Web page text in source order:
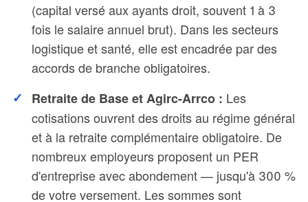
(capital versé aux ayants droit, souvent 1 à 3
fois le salaire annuel brut). Dans les secteurs
logistique et santé, elle est encadrée par des
accords de branche obligatoires.
Retraite de Base et Agirc-Arrco : Les
cotisations ouvrent des droits au régime général
et à la retraite complémentaire obligatoire. De
nombreux employeurs proposent un PER
d'entreprise avec abondement — jusqu'à 300 %
de votre versement. Les sommes sont